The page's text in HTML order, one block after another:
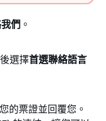
們 。
選擇首選聯絡語言
的票證並回覆您。